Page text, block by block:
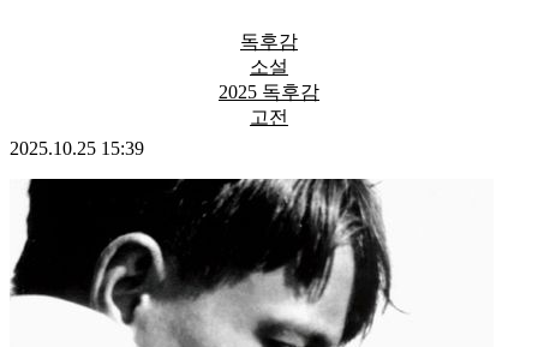
독후감
소설
2025 독후감
고전
2025.10.25 15:39